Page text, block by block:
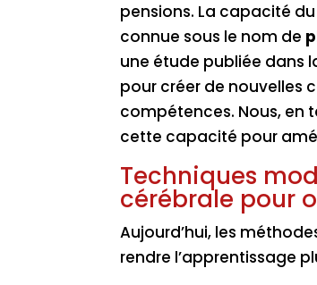
pensions. La capacité
connue sous le nom de
une étude publiée dans
pour créer de nouvelles
compétences. Nous, en
cette capacité pour
Techniques
cérébrale pour
Aujourd’hui, les
rendre l’apprentissage